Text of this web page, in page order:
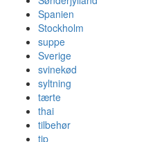
Spanien
Stockholm
suppe
Sverige
svinekød
syltning
tærte
thai
tilbehør
tip